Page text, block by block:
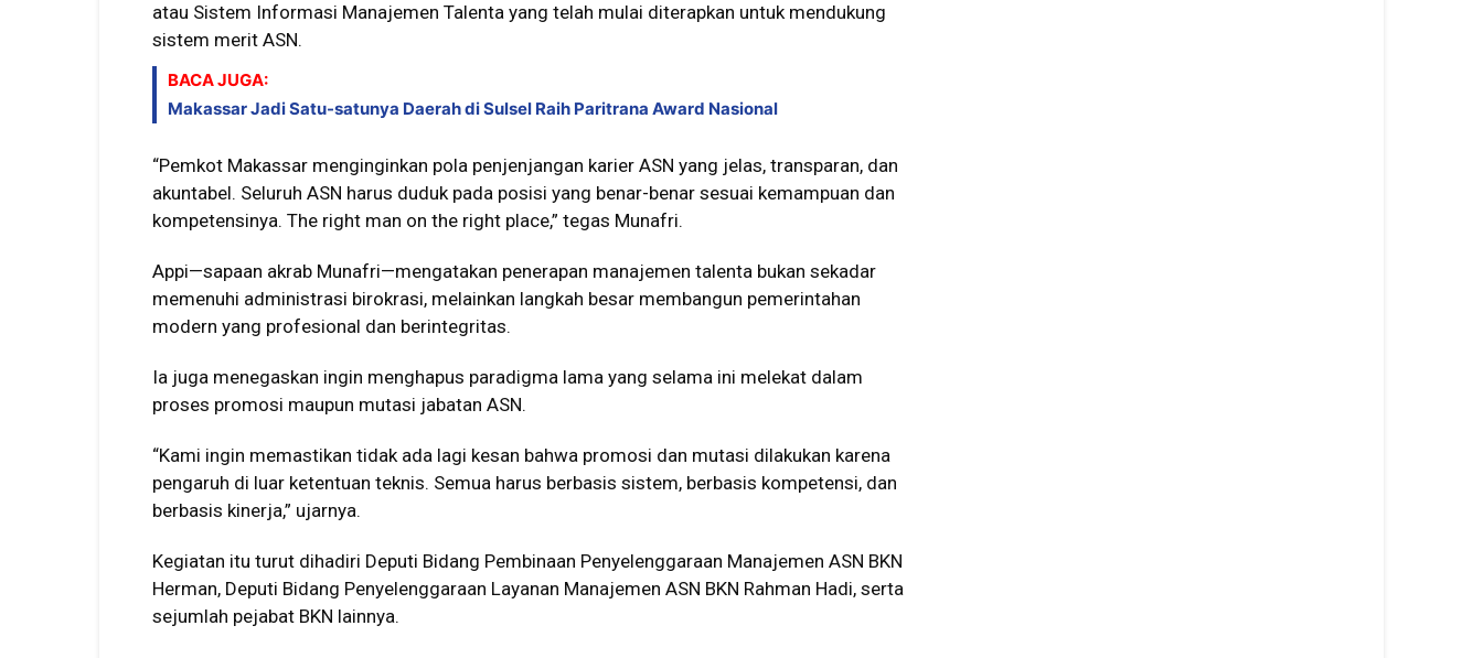
atau Sistem Informasi Manajemen Talenta yang telah mulai diterapkan untuk mendukung
sistem merit ASN.
BACA JUGA:
Makassar Jadi Satu-satunya Daerah di Sulsel Raih Paritrana Award Nasional
“Pemkot Makassar menginginkan pola penjenjangan karier ASN yang jelas, transparan, dan
akuntabel. Seluruh ASN harus duduk pada posisi yang benar-benar sesuai kemampuan dan
kompetensinya. The right man on the right place,” tegas Munafri.
Appi—sapaan akrab Munafri—mengatakan penerapan manajemen talenta bukan sekadar
memenuhi administrasi birokrasi, melainkan langkah besar membangun pemerintahan
modern yang profesional dan berintegritas.
Ia juga menegaskan ingin menghapus paradigma lama yang selama ini melekat dalam
proses promosi maupun mutasi jabatan ASN.
“Kami ingin memastikan tidak ada lagi kesan bahwa promosi dan mutasi dilakukan karena
pengaruh di luar ketentuan teknis. Semua harus berbasis sistem, berbasis kompetensi, dan
berbasis kinerja,” ujarnya.
Kegiatan itu turut dihadiri Deputi Bidang Pembinaan Penyelenggaraan Manajemen ASN BKN
Herman, Deputi Bidang Penyelenggaraan Layanan Manajemen ASN BKN Rahman Hadi, serta
sejumlah pejabat BKN lainnya.